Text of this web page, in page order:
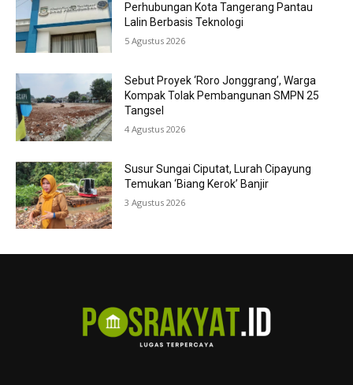
Perhubungan Kota Tangerang Pantau
Lalin Berbasis Teknologi
5 Agustus 2026
Sebut Proyek ‘Roro Jonggrang’, Warga
Kompak Tolak Pembangunan SMPN 25
Tangsel
4 Agustus 2026
Susur Sungai Ciputat, Lurah Cipayung
Temukan ‘Biang Kerok’ Banjir
3 Agustus 2026